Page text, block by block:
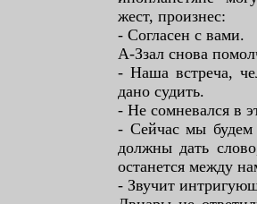
жест, произнес:
- Согласен с вами.
А-Ззал снова
- Наша встреча,
дано судить.
- Не сомневался в
- Сейчас мы будем
должны дать
останется между
- Звучит